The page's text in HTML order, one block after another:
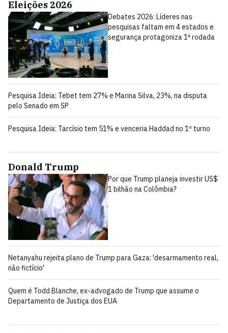
Eleições 2026
Debates 2026: Líderes nas
pesquisas faltam em 4 estados e
segurança protagoniza 1ª rodada
Pesquisa Ideia: Tebet tem 27% e Marina Silva, 23%, na disputa
pelo Senado em SP
Pesquisa Ideia: Tarcísio tem 51% e venceria Haddad no 1º turno
Donald Trump
Por que Trump planeja investir US$
1 bilhão na Colômbia?
Netanyahu rejeita plano de Trump para Gaza: 'desarmamento real,
não fictício'
Quem é Todd Blanche, ex-advogado de Trump que assume o
Departamento de Justiça dos EUA